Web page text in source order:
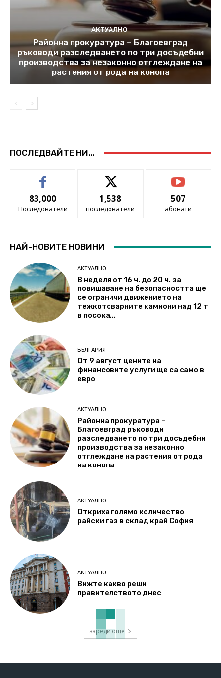
АКТУАЛНО
Районна прокуратура – Благоевград
ръководи разследването по три досъдебни
производства за незаконно отглеждане на
растения от рода на конопа
ПОСЛЕДВАЙТЕ НИ...
83,000
Последователи
1,538
последователи
507
абонати
НАЙ-НОВИТЕ НОВИНИ
АКТУАЛНО
В неделя от 16 ч. до 20 ч. за
повишаване на безопасността ще
се ограничи движението на
тежкотоварните камиони над 12 т
в посока...
БЪЛГАРИЯ
От 9 август цените на
финансовите услуги ще са само в
евро
АКТУАЛНО
Районна прокуратура –
Благоевград ръководи
разследването по три досъдебни
производства за незаконно
отглеждане на растения от рода
на конопа
АКТУАЛНО
Откриха голямо количество
райски газ в склад край София
АКТУАЛНО
Вижте какво реши
правителството днес
зареди още